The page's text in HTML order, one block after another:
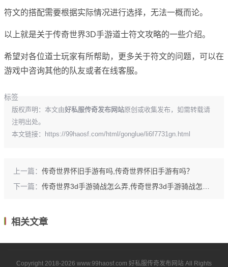
符文的搭配需要根据实际情况进行选择，无法一概而论。
以上就是关于传奇世界3D手游道士符文攻略的一些介绍。
希望对各位道士玩家有所帮助，更多关于符文的问题，可以在
游戏中咨询其他的队友或者在线客服。
标签
版权声明：本文由好私服传奇发布网站原创或收集发布，如需转载请
注明出处。
本文链接：
https://99haosf.com/html/gonglue/li6f7731gn.html
上一篇： 传奇世界怀旧手游有吗,传奇世界怀旧手游有吗？
下一篇： 传奇世界3d手游骑战怎么弄,传奇世界3d手游骑战怎么弄？
相关文章
Copyright 2018-2026 www.99haosf.com 好私服传奇发布网站 All Rights